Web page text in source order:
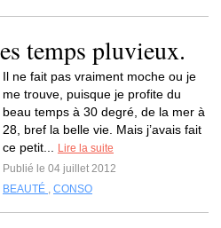
temps pluvieux.
Il ne fait pas vraiment moche ou je
me trouve, puisque je profite du
beau temps à 30 degré, de la mer à
28, bref la belle vie. Mais j’avais fait
ce petit...
Lire la suite
Publié le 04 juillet 2012
BEAUTÉ , CONSO